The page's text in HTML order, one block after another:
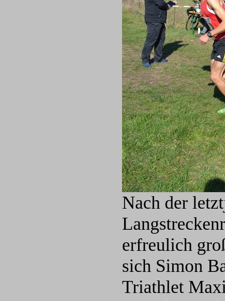
Nach der
erfreulich
sich Simon
Triathlet